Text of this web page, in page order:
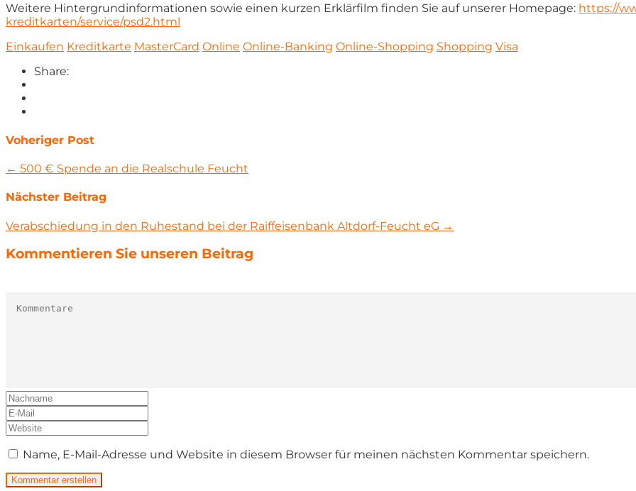
Weitere Hintergrundinformationen sowie einen kurzen Erklärfilm finden Sie auf unserer Homepage: https://
kreditkarten/service/psd2.html
Einkaufen Kreditkarte MasterCard Online Online-Banking Online-Shopping Shopping Visa
Share:
Voheriger Post
← 500 € Spende an die Realschule Feucht
Nächster Beitrag
Verabschiedung in den Ruhestand bei der Raiffeisenbank Altdorf-Feucht eG →
Kommentieren Sie unseren Beitrag
Name, E-Mail-Adresse und Website in diesem Browser für meinen nächsten Kommentar speichern.